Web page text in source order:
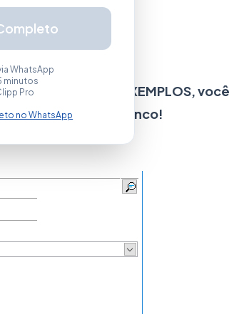
são apenas EXEMPLOS, você
com seu banco!
WhatsApp
minutos
Pro
no WhatsApp